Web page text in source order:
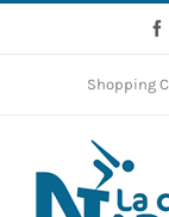
Shopping